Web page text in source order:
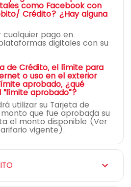
como Facebook con
Crédito? ¿Hay alguna
cualquier pago en
digitales con su
de Crédito, el límite para
o uso en el exterior
aprobado, ¿qué
aprobado”?
utilizar su Tarjeta de
que fue aprobada su
el monto disponible (Ver
vigente).